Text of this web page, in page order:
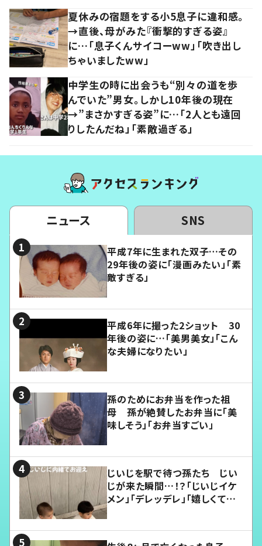
夏休みの宿題をする小5息子に違和感。
→直後、母がみた『衝撃的すぎる姿』
に…「息子くんサイコーww」「吹き出し
ちゃいましたww」
中学生の時に出会うも“別々の道を歩
んでいた”男女。しかし10年後の現在
→”まさかすぎる姿”に…「2人とも遠回
りしたんだね」「素敵過ぎる」
ニュース SNS
平成7年に生まれた双子…その
29年後の姿に「漫画みたい」「素
敵すぎる」
平成6年に撮った2ショット 30
年後の姿に…「美男美女」「こん
な夫婦になりたい」
孫のためにお弁当を作った祖
母 孫が絶賛したお弁当に「美
味しそう」「お弁当すごい」
じいじを駅で待つ孫たち じい
じが来た瞬間…！？「じいじイケ
メン」「デレッデレ」「嬉しくて可